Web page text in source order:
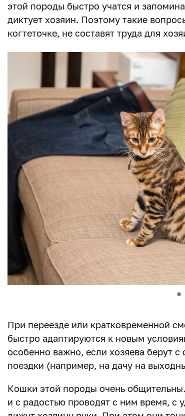
этой породы быстро учатся и
диктует хозяин. Поэтому такие
когтеточке, не составят труда для
При переезде или кратковременной
быстро адаптируются к новым
особенно важно, если хозяева берут
поездки (например, на дачу на
Кошки этой породы очень
и с радостью проводят с ним время, с